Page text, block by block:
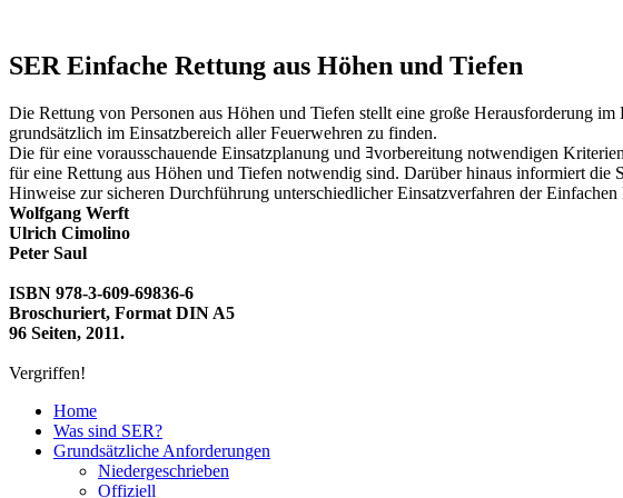
SER Einfache Rettung aus Höhen und Tiefen
Die Rettung von Personen aus Höhen und Tiefen stellt eine große Herausforderung
grundsätzlich im Einsatzbereich aller Feuerwehren zu finden.
Die für eine vorausschauende Einsatzplanung und ﾖvorbereitung notwendigen
für eine Rettung aus Höhen und Tiefen notwendig sind. Darüber hinaus informiert
Hinweise zur sicheren Durchführung unterschiedlicher Einsatzverfahren der
Wolfgang Werft
Ulrich Cimolino
Peter Saul
ISBN 978-3-609-69836-6
Broschuriert, Format DIN A5
96 Seiten, 2011.
Vergriffen!
Home
Was sind SER?
Grundsätzliche Anforderungen
Niedergeschrieben
Offiziell